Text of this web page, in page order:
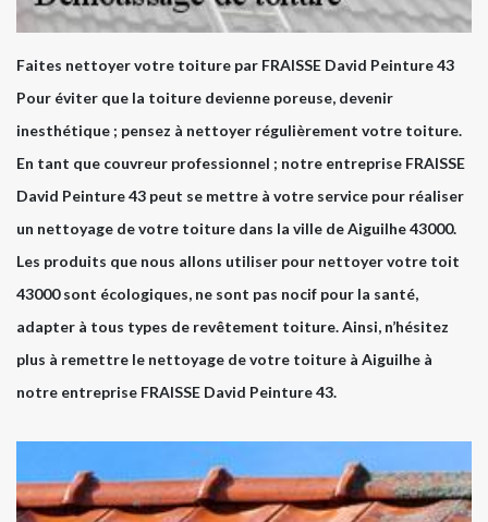
Faites nettoyer votre toiture par FRAISSE David Peinture 43
Pour éviter que la toiture devienne poreuse, devenir
inesthétique ; pensez à nettoyer régulièrement votre toiture.
En tant que couvreur professionnel ; notre entreprise FRAISSE
David Peinture 43 peut se mettre à votre service pour réaliser
un nettoyage de votre toiture dans la ville de Aiguilhe 43000.
Les produits que nous allons utiliser pour nettoyer votre toit
43000 sont écologiques, ne sont pas nocif pour la santé,
adapter à tous types de revêtement toiture. Ainsi, n’hésitez
plus à remettre le nettoyage de votre toiture à Aiguilhe à
notre entreprise FRAISSE David Peinture 43.